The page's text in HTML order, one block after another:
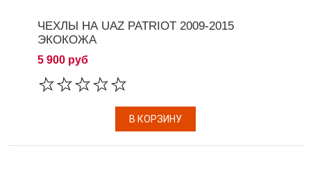
ЧЕХЛЫ НА UAZ PATRIOT 2009-2015
ЭКОКОЖА
5 900 руб